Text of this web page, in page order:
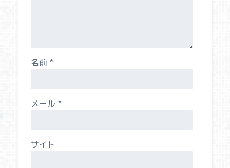
名前 *
メール *
サイト